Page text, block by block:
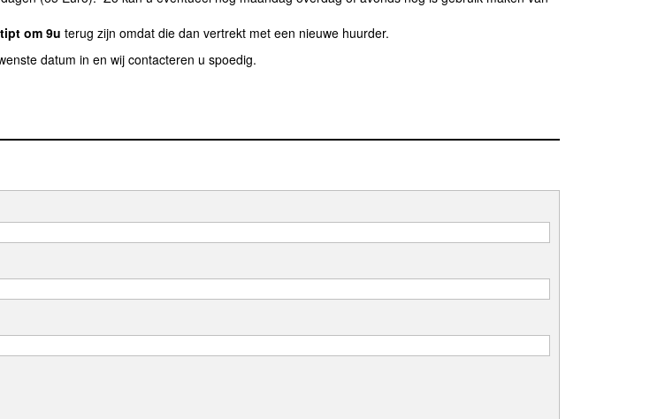
om 9u terug zijn omdat die dan vertrekt met een nieuwe huurder.
datum in en wij contacteren u spoedig.